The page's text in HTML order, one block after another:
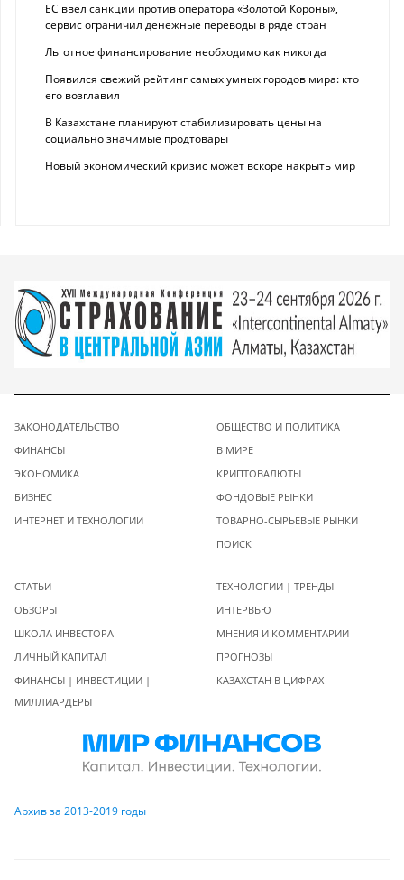
ЕС ввел санкции против оператора «Золотой Короны»,
сервис ограничил денежные переводы в ряде стран
Льготное финансирование необходимо как никогда
Появился свежий рейтинг самых умных городов мира: кто
его возглавил
В Казахстане планируют стабилизировать цены на
социально значимые продтовары
Новый экономический кризис может вскоре накрыть мир
ЗАКОНОДАТЕЛЬСТВО
ФИНАНСЫ
ЭКОНОМИКА
БИЗНЕС
ИНТЕРНЕТ И ТЕХНОЛОГИИ
ОБЩЕСТВО И ПОЛИТИКА
В МИРЕ
КРИПТОВАЛЮТЫ
ФОНДОВЫЕ РЫНКИ
ТОВАРНО-СЫРЬЕВЫЕ РЫНКИ
ПОИСК
СТАТЬИ
ОБЗОРЫ
ШКОЛА ИНВЕСТОРА
ЛИЧНЫЙ КАПИТАЛ
ФИНАНСЫ | ИНВЕСТИЦИИ |
МИЛЛИАРДЕРЫ
ТЕХНОЛОГИИ | ТРЕНДЫ
ИНТЕРВЬЮ
МНЕНИЯ И КОММЕНТАРИИ
ПРОГНОЗЫ
КАЗАХСТАН В ЦИФРАХ
Архив за 2013-2019 годы